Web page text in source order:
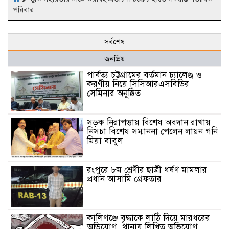
পরিবার
সর্বশেষ
জনপ্রিয়
পার্বত্য চট্টগ্রামের বর্তমান চ্যালেঞ্জ ও
করণীয় নিয়ে সিসিআরএসবিডির
সেমিনার অনুষ্ঠিত
সড়ক নিরাপত্তায় বিশেষ অবদান রাখায়
নিসচা বিশেষ সম্মাননা পেলেন লায়ন গনি
মিয়া বাবুল
রংপুরে ৮ম শ্রেণীর ছাত্রী ধর্ষণ মামলার
প্রধান আসামি গ্রেফতার
কালিগঞ্জে বৃদ্ধাকে লাঠি দিয়ে মারধরের